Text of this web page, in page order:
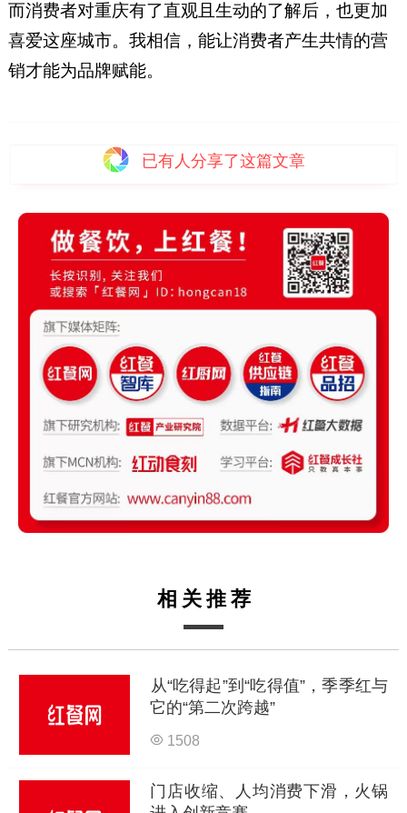
而消费者对重庆有了直观且生动的了解后，也更加
喜爱这座城市。我相信，能让消费者产生共情的营
销才能为品牌赋能。
已有人分享了这篇文章
相关推荐
从“吃得起”到“吃得值”，季季红与
它的“第二次跨越”
1508
门店收缩、人均消费下滑，火锅